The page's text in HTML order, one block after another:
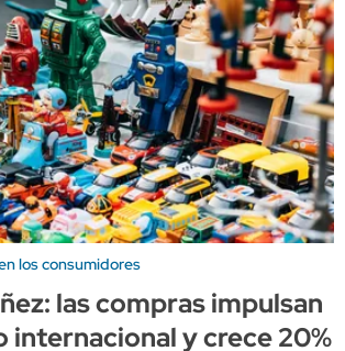
los consumidores
las compras impulsan
internacional y crece 20%